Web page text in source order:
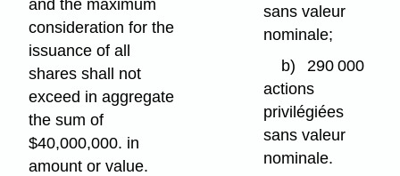
and the maximum
consideration for the
issuance of all
shares shall not
exceed in aggregate
the sum of
$40,000,000. in
amount or value.
sans valeur
nominale;
b)
290 000
actions
privilégiées
sans valeur
nominale.